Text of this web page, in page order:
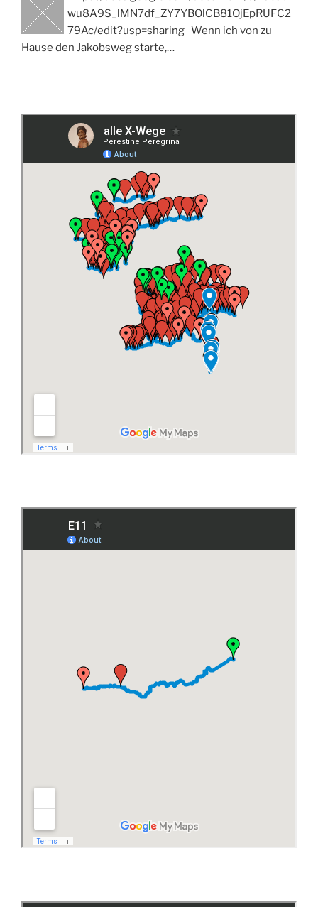
wu8A9S_lMN7df_ZY7YBOlCB81OjEpRUFC2
79Ac/edit?usp=sharing Wenn ich von zu
Hause den Jakobsweg starte,…